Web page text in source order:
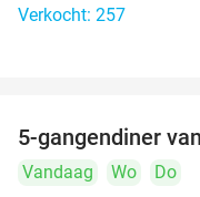
Verkocht: 257
5-gangendiner
Vandaag Wo Do